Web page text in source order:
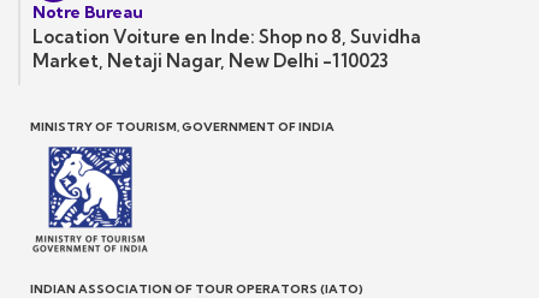
Notre Bureau
Location Voiture en Inde: Shop no 8, Suvidha
Market, Netaji Nagar, New Delhi -110023
MINISTRY OF TOURISM, GOVERNMENT OF INDIA
INDIAN ASSOCIATION OF TOUR OPERATORS (IATO)